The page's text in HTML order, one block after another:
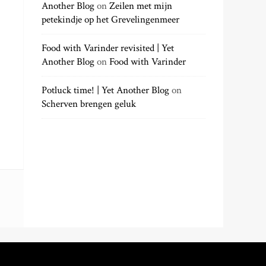
Another BlogonZeilen met mijn
petekindje op het Grevelingenmeer
Food with Varinder revisited | Yet
Another BlogonFood with Varinder
Potluck time! | Yet Another Blogon
Scherven brengen geluk